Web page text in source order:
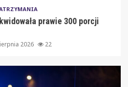
prawie 300 porcji
2026 22